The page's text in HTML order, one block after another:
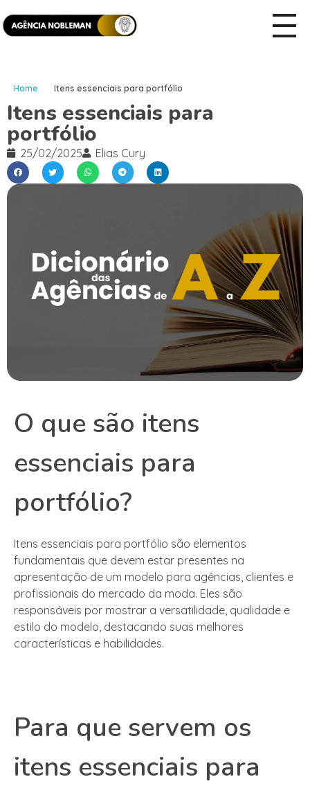
Home Itens essenciais para portfólio
Itens essenciais para
portfólio
25/02/2025 Elias Cury
O que são itens
essenciais para
portfólio?
Itens essenciais para portfólio são elementos
fundamentais que devem estar presentes na
apresentação de um modelo para agências, clientes e
profissionais do mercado da moda. Eles são
responsáveis por mostrar a versatilidade, qualidade e
estilo do modelo, destacando suas melhores
características e habilidades.
Para que servem os
itens essenciais para